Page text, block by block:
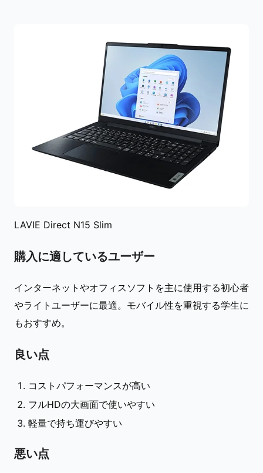
LAVIE Direct N15 Slim
購入に適しているユーザー
インターネットやオフィスソフトを主に使用する初心者
やライトユーザーに最適。モバイル性を重視する学生に
もおすすめ。
良い点
コストパフォーマンスが高い
フルHDの大画面で使いやすい
軽量で持ち運びやすい
悪い点